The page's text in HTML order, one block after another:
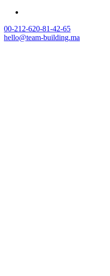
00-212-620-81-42-65
hello@team-building.ma